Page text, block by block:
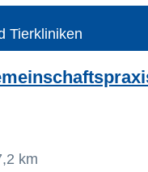
Tierkliniken
km